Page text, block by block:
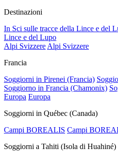
Destinazioni
In Sci sulle tracce della Lince e del
Lince e del Lupo
Alpi Svizzere Alpi Svizzere
Francia
Soggiorni in Pirenei (Francia)
Soggiorno in Francia (Chamonix)
Europa Europa
Soggiorni in Québec (Canada)
Campi BOREALIS Campi
Soggiorni a Tahiti (Isola di Huahiné)